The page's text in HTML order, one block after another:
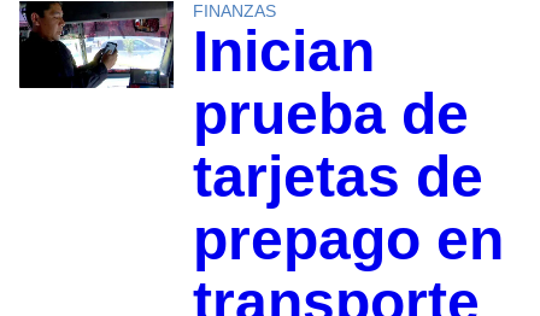
FINANZAS
Inician
prueba de
tarjetas de
prepago en
transporte